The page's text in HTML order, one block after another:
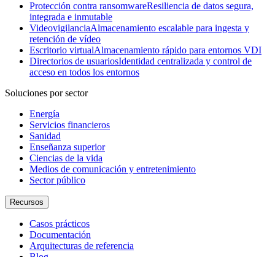
Protección contra ransomwareResiliencia de datos segura,
integrada e inmutable
VideovigilanciaAlmacenamiento escalable para ingesta y
retención de vídeo
Escritorio virtualAlmacenamiento rápido para entornos VDI
Directorios de usuariosIdentidad centralizada y control de
acceso en todos los entornos
Soluciones por sector
Energía
Servicios financieros
Sanidad
Enseñanza superior
Ciencias de la vida
Medios de comunicación y entretenimiento
Sector público
Recursos
Casos prácticos
Documentación
Arquitecturas de referencia